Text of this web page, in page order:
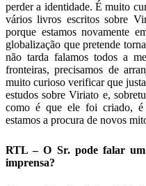
perder a identidade. É muito
vários livros escritos sobre
porque estamos novamente
globalização que pretende
não tarda falamos todos a
fronteiras, precisamos de
muito curioso verificar que
estudos sobre Viriato e,
como é que ele foi criado, é
estamos a procura de novos
RTL – O Sr. pode falar
imprensa?